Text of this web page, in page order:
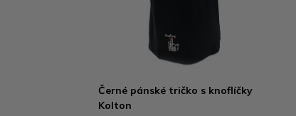
Černé pánské tričko s knoflíčky
Kolton